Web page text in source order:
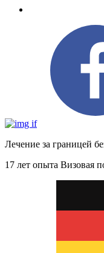
Лечение за границей
17 лет опыта Визовая